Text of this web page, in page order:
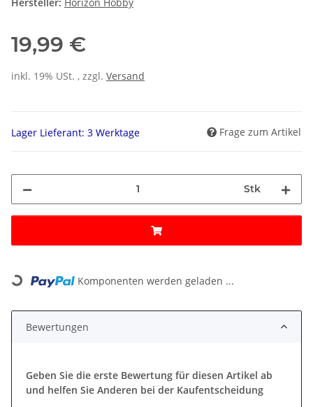
19,99 €
inkl. 19% USt. , zzgl. Versand
Lager Lieferant: 3 Werktage Frage zum Artikel
Stk
Loading... Komponenten werden geladen ...
Bewertungen
Geben Sie die erste Bewertung für diesen Artikel ab
und helfen Sie Anderen bei der Kaufentscheidung